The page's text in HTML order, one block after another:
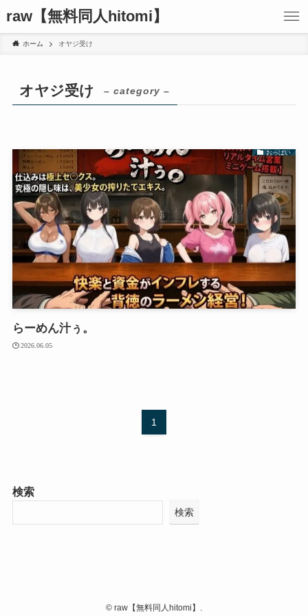
raw【無料同人hitomi】
ホーム オヤジ受け
オヤジ受け – category –
おっぱい
らーめん汁ぅ。
2026.06.05
1
検索
検索
© raw【無料同人hitomi】.